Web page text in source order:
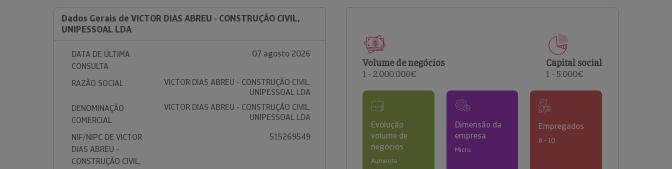
comerciais e analisar o risco de incumprimento dos
Dados Gerais de VICTOR DIAS ABREU - CONSTRUÇÃO CIVIL,
UNIPESSOAL LDA
DATA DE ÚLTIMA
CONSULTA
07 agosto 2026
RAZÃO SOCIAL
VICTOR DIAS ABREU - CONSTRUÇÃO CIVIL,
UNIPESSOAL LDA
DENOMINAÇÃO
COMERCIAL
VICTOR DIAS ABREU - CONSTRUÇÃO CIVIL,
UNIPESSOAL LDA
NIF/NIPC DE VICTOR
DIAS ABREU -
CONSTRUÇÃO CIVIL,
515269549
Volume de negócios
1 - 2.000.000€
Capital social
1 - 5.000€
Evolução
volume de
negócios
Aumenta
Dimensão da
empresa
Micro
Empregados
6 - 10